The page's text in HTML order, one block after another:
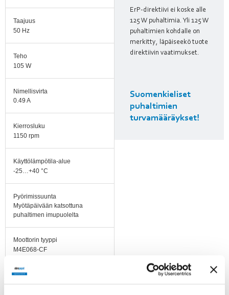
Taajuus
50 Hz
Teho
105 W
Nimellisvirta
0.49 A
Kierrosluku
1150 rpm
Käyttölämpötila-alue
-25…+40 °C
Pyörimissuunta
Myötäpäivään katsottuna
puhaltimen imupuolelta
Moottorin tyyppi
M4E068-CF
Moottorin malli
Jännitesäädettävä
ErP-direktiivi ei koske alle
125 W puhaltimia. Yli 125 W
puhaltimien kohdalle on
merkitty, läpäiseekö tuote
direktiivin vaatimukset.
Suomenkieliset
puhaltimien
turvamääräykset!